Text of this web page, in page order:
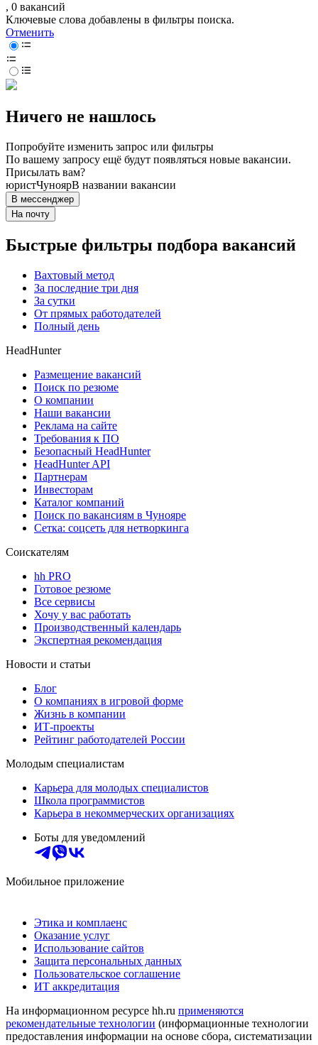
, 0 вакансий
Ключевые слова добавлены в фильтры поиска.
Отменить
Ничего не нашлось
Попробуйте изменить запрос или фильтры
По вашему запросу ещё будут появляться новые вакансии.
Присылать вам?
юристЧуноярВ названии вакансии
В мессенджер
На почту
Быстрые фильтры подбора вакансий
Вахтовый метод
За последние три дня
За сутки
От прямых работодателей
Полный день
HeadHunter
Размещение вакансий
Поиск по резюме
О компании
Наши вакансии
Реклама на сайте
Требования к ПО
Безопасный HeadHunter
HeadHunter API
Партнерам
Инвесторам
Каталог компаний
Поиск по вакансиям в Чунояре
Сетка: соцсеть для нетворкинга
Соискателям
hh PRO
Готовое резюме
Все сервисы
Хочу у вас работать
Производственный календарь
Экспертная рекомендация
Новости и статьи
Блог
О компаниях в игровой форме
Жизнь в компании
ИТ-проекты
Рейтинг работодателей России
Молодым специалистам
Карьера для молодых специалистов
Школа программистов
Карьера в некоммерческих организациях
Боты для уведомлений
Мобильное приложение
Этика и комплаенс
Оказание услуг
Использование сайтов
Защита персональных данных
Пользовательское соглашение
ИТ аккредитация
На информационном ресурсе hh.ru применяются
рекомендательные технологии (информационные технологии
предоставления информации на основе сбора, систематизации